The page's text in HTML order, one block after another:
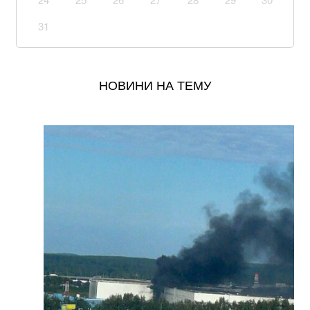
Індексація пенсій в Україні: чи очікувати підвищення
Вже 24 серпня українці отримають грошову
Залишилося мало часу: розвідка США шокувала
новим прогнозом щодо нападу Путіна на НАТО
Окупанти завдали удару по мосту у Чернігівській
Уряд розширив повноваження військкоматів: що
тепер можуть ТЦК
Українка придбала куртку у польському секонд-
31
НОВИНИ НА ТЕМУ